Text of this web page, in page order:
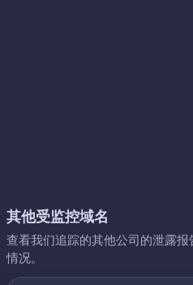
其他受监控域名
查看我们追踪的其他公司的泄露
情况。